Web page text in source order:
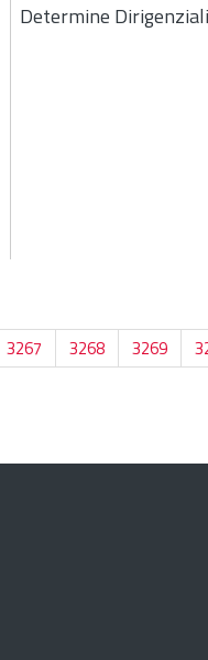
Determine Dirigenziali
3267 3268 3269